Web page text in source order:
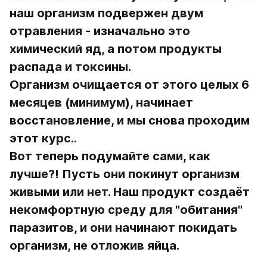
наш организм подвержен двум
отравления - изначально это
химический яд, а потом продукты
распада и токсины.
Организм очищается от этого целых 6
месяцев (минимум), начинает
восстановление, и мы снова проходим
этот курс..
Вот теперь подумайте сами, как
лучше?! Пусть они покинут организм
живыми или нет. Наш продукт создаёт
некомфортную среду для "обитания"
паразитов, и они начинают покидать
организм, не отложив яйца.